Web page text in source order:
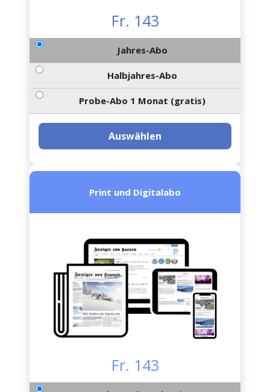
Fr. 143
Jahres-Abo
Halbjahres-Abo
Probe-Abo 1 Monat (gratis)
Auswählen
Print und Digitalabo
Fr. 143